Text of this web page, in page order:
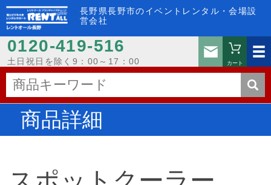
長野県長野市のイベントレンタル・会場設
営会社
0120-419-516
土日祝日を除く9：00～17：00
お問い
カート
商品詳細